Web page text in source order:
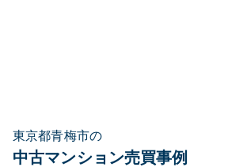
東京都青梅市の
中古マンション売買事例